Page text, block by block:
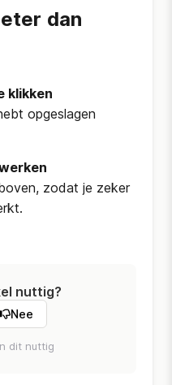
dan
klikken
opgeslagen
zodat je zeker
nuttig?
Nee
dit nuttig